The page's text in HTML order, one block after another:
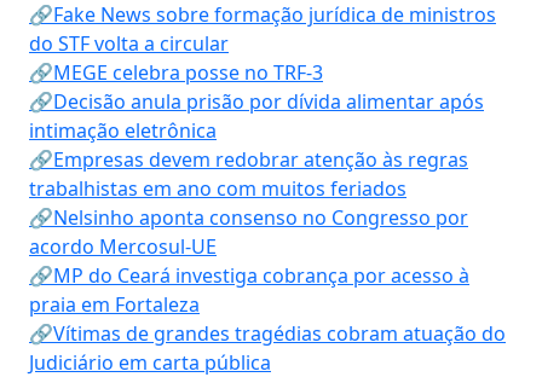
🔗Fake News sobre formação jurídica de ministros
do STF volta a circular
🔗MEGE celebra posse no TRF-3
🔗Decisão anula prisão por dívida alimentar após
intimação eletrônica
🔗Empresas devem redobrar atenção às regras
trabalhistas em ano com muitos feriados
🔗Nelsinho aponta consenso no Congresso por
acordo Mercosul-UE
🔗MP do Ceará investiga cobrança por acesso à
praia em Fortaleza
🔗Vítimas de grandes tragédias cobram atuação do
Judiciário em carta pública